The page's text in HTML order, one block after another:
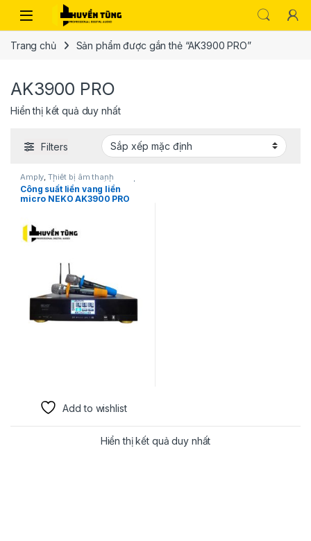
Trang chủ Sản phẩm được gắn thẻ “AK3900 PRO”
AK3900 PRO
Hiển thị kết quả duy nhất
Filters
Amply ,Thiết bị âm thanh
karaoke | KTV, Vang Số | Mixer|
Vang cơ
Công suất liền vang liền
micro NEKO AK3900 PRO
Add to wishlist
Hiển thị kết quả duy nhất